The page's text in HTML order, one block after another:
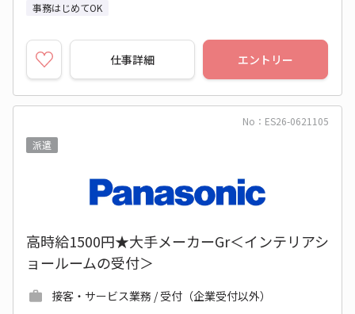
事務はじめてOK
仕事詳細 エントリー
No：ES26-0621105
派遣
高時給1500円★大手メーカーGr＜インテリアシ
ョールームの受付＞
接客・サービス業務 / 受付（企業受付以外）